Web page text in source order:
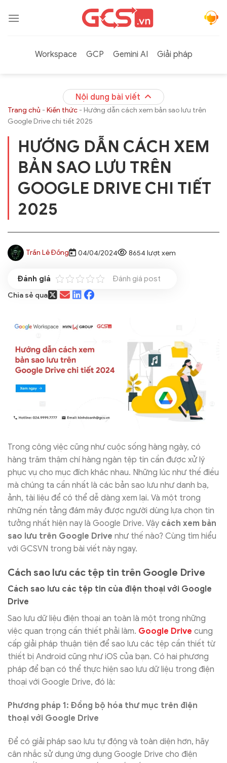
qua
Workspace
GCP Gemini AI Giải pháp
Nội dung bài viết
Trang chủ -Kiến thức -Hướng dẫn cách xem bản sao lưu trên
Google Drive chi tiết 2025
HƯỚNG DẪN CÁCH XEM
BẢN SAO LƯU TRÊN
GOOGLE DRIVE CHI TIẾT
2025
Trần Lê Đồng 04/04/2024 8654 lượt xem
Đánh giá post
Chia sẻ qua
Trong công việc cũng như cuộc sống hàng ngày, có
hàng trăm thậm chí hàng ngàn tệp tin cần được xử lý
phục vụ cho mục đích khác nhau. Những lúc như thế điều
mà chúng ta cần nhất là các bản sao lưu như danh bạ,
ảnh, tài liệu để có thể dễ dàng xem lại. Và một trong
những nền tảng đám mây được người dùng lựa chọn tin
tưởng nhất hiện nay là Google Drive. Vậy cách xem bản
sao lưu trên Google Drive như thế nào? Cùng tìm hiểu
với GCSVN trong bài viết này ngay.
Cách sao lưu các tệp tin trên Google Drive
Cách sao lưu các tệp tin của điện thoại với Google
Drive
Sao lưu dữ liệu điện thoại an toàn là một trong những
việc quan trọng cần thiết phải làm. Google Drive cung
cấp giải pháp thuận tiện để sao lưu các tệp cần thiết từ
thiết bị Android cũng như iOS của bạn. Có hai phương
pháp để bạn có thể thực hiện sao lưu dữ liệu trong điện
thoại với Google Drive, đó là:
Phương pháp 1: Đồng bộ hóa thư mục trên điện
thoại với Google Drive
Để có giải pháp sao lưu tự động và toàn diện hơn, hãy
cân nhắc sử dụng ứng dụng Google Drive cho điện